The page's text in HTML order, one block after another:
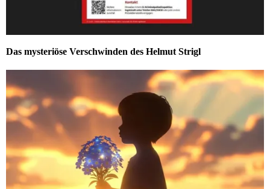
Das mysteriöse Verschwinden des Helmut Strigl